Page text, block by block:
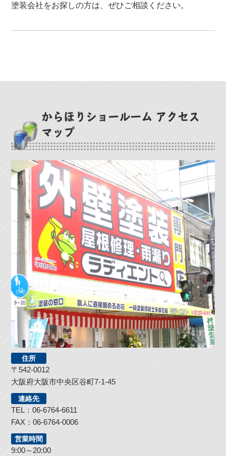
塗装会社をお探しの方は、ぜひご相談ください。
からほりショールーム アクセス
マップ
住所
〒542-0012
大阪府大阪市中央区谷町7-1-45
連絡先
TEL：06-6764-6611
FAX：06-6764-0006
営業時間
9:00～20:00